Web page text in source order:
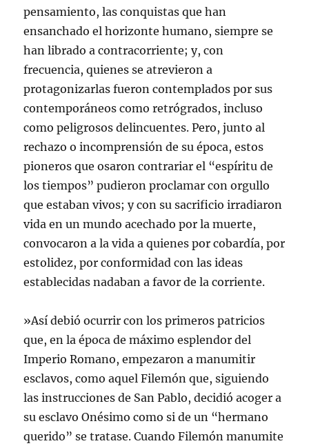
pensamiento, las conquistas que han
ensanchado el horizonte humano, siempre se
han librado a contracorriente; y, con
frecuencia, quienes se atrevieron a
protagonizarlas fueron contemplados por sus
contemporáneos como retrógrados, incluso
como peligrosos delincuentes. Pero, junto al
rechazo o incomprensión de su época, estos
pioneros que osaron contrariar el “espíritu de
los tiempos” pudieron proclamar con orgullo
que estaban vivos; y con su sacrificio irradiaron
vida en un mundo acechado por la muerte,
convocaron a la vida a quienes por cobardía, por
estolidez, por conformidad con las ideas
establecidas nadaban a favor de la corriente.
»Así debió ocurrir con los primeros patricios
que, en la época de máximo esplendor del
Imperio Romano, empezaron a manumitir
esclavos, como aquel Filemón que, siguiendo
las instrucciones de San Pablo, decidió acoger a
su esclavo Onésimo como si de un “hermano
querido” se tratase. Cuando Filemón manumite